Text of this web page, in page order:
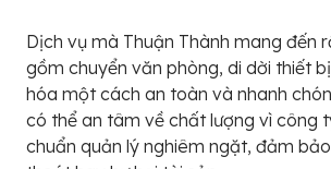
Dịch vụ mà Thuận Thành mang đến
gồm chuyển văn phòng, di dời thiết
hóa một cách an toàn và nhanh
có thể an tâm về chất lượng vì công
chuẩn quản lý nghiêm ngặt, đảm